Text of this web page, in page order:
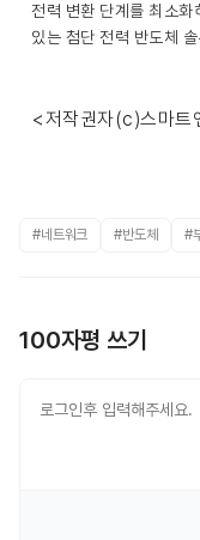
전력 변환 단계를 최소화
있는 첨단 전력 반도체
<저작권자(c)스마트
#네트워크 #반도체 #
100자평 쓰기